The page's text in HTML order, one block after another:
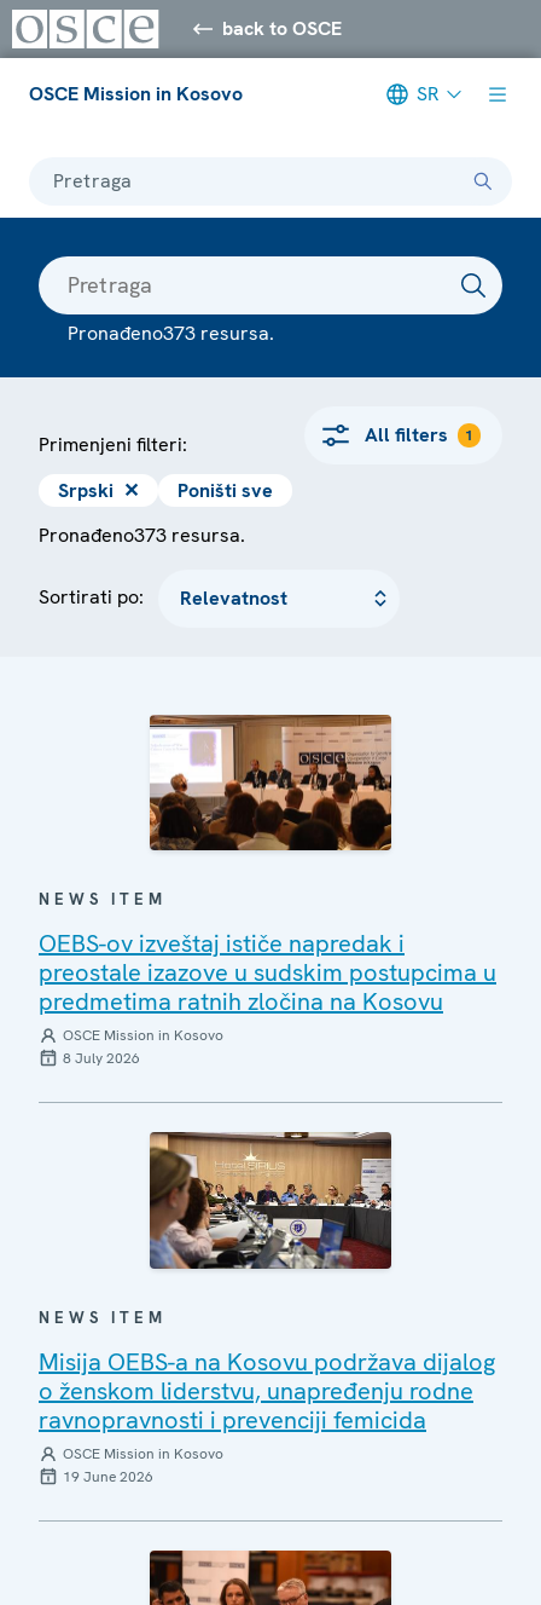
back to OSCE
OSCE Mission in Kosovo SR
Pretraga
Pronađeno373 resursa.
Primenjeni filteri: All filters 1
Srpski ✕
Poništi sve
Pronađeno373 resursa.
Sortirati po:
NEWS ITEM
OEBS-ov izveštaj ističe napredak i
preostale izazove u sudskim postupcima u
predmetima ratnih zločina na Kosovu
OSCE Mission in Kosovo
8 July 2026
NEWS ITEM
Misija OEBS-a na Kosovu podržava dijalog
o ženskom liderstvu, unapređenju rodne
ravnopravnosti i prevenciji femicida
OSCE Mission in Kosovo
19 June 2026